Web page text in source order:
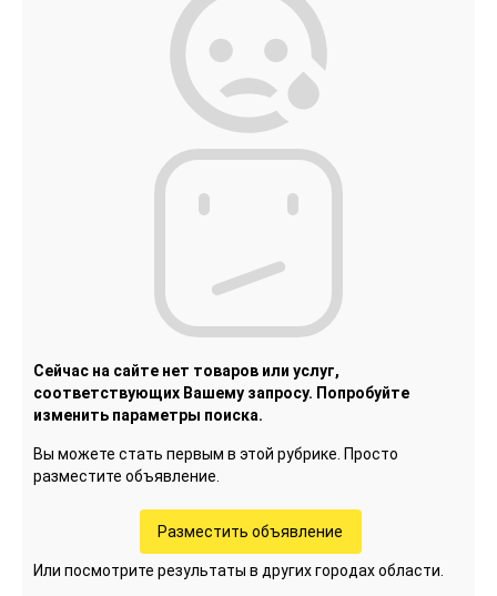
Сейчас на сайте нет товаров или услуг,
соответствующих Вашему запросу. Попробуйте
изменить параметры поиска.
Вы можете стать первым в этой рубрике. Просто
разместите объявление.
Разместить объявление
Или посмотрите результаты в других городах области.